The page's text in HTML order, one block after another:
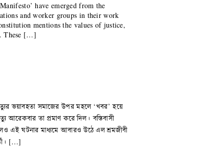
have emerged from the
and worker groups in their work
mentions the values of justice,
These […]
ভয়াবহতা সমাজের উপর মহলে ‘খবর’ হয়ে
আরেকবার তা প্রমাণ করে দিল। বস্তিবাসী
এই ঘটনার মাধ্যমে আবারও উঠে এল শ্রমজীবী
[…]